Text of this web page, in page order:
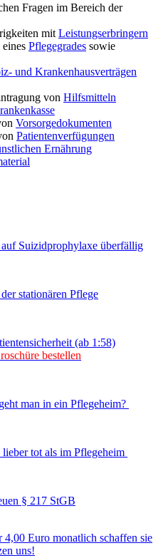
Fragen im Bereich der
mit Leistungserbringern
Pflegegrades sowie
und Krankenhausverträgen
von Hilfsmitteln
Vorsorgedokumenten
Patientenverfügungen
Ernährung
Suizidprophylaxe überfällig
stationären Pflege
(ab 1:58)
bestellen
man in ein Pflegeheim?
tot als im Pflegeheim
§ 217 StGB
Euro monatlich schaffen sie
uns!